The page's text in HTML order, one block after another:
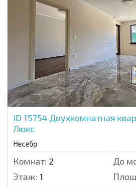
ID 15754 Двухкомнатная
Люкс
Несебр
Комнат: 2 До
Этаж: 1